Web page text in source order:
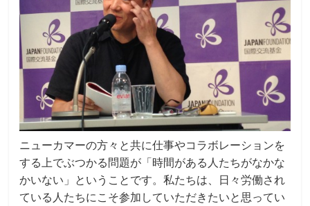
ニューカマーの方々と共に仕事やコラボレーションを
する上でぶつかる問題が「時間がある人たちがなかな
かいない」ということです。私たちは、日々労働され
ている人たちにこそ参加していただきたいと思ってい